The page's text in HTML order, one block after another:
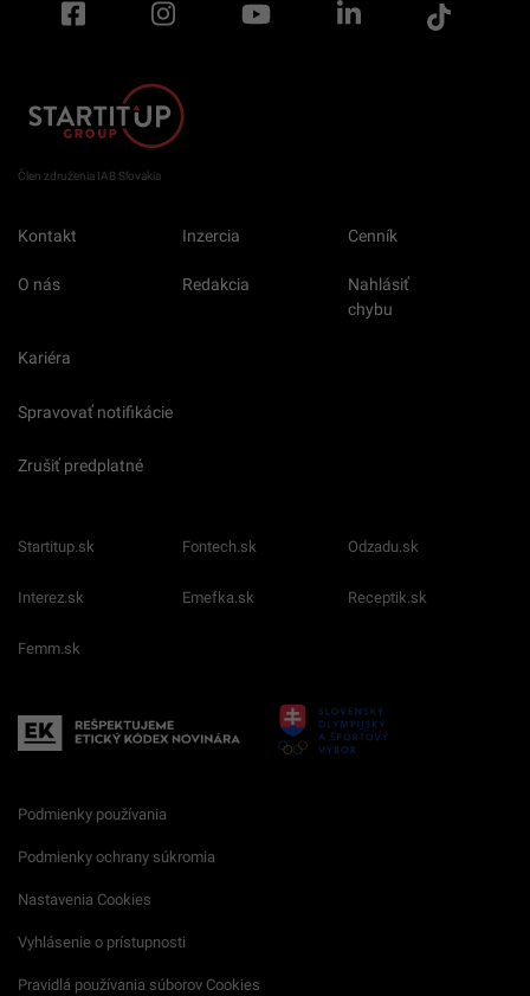
Člen združenia IAB Slovakia
Kontakt Inzercia Cenník
O nás Redakcia
Nahlásiť
chybu
Kariéra
Spravovať notifikácie
Zrušiť predplatné
Startitup.sk Fontech.sk Odzadu.sk
Interez.sk Emefka.sk Receptik.sk
Femm.sk
Podmienky používania
Podmienky ochrany súkromia
Nastavenia Cookies
Vyhlásenie o prístupnosti
Pravidlá používania súborov Cookies